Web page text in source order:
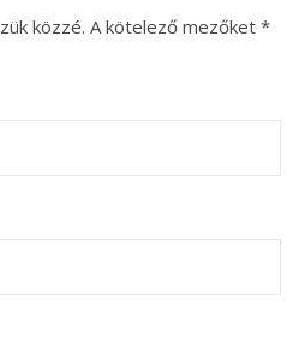
közzé. A kötelező mezőket *